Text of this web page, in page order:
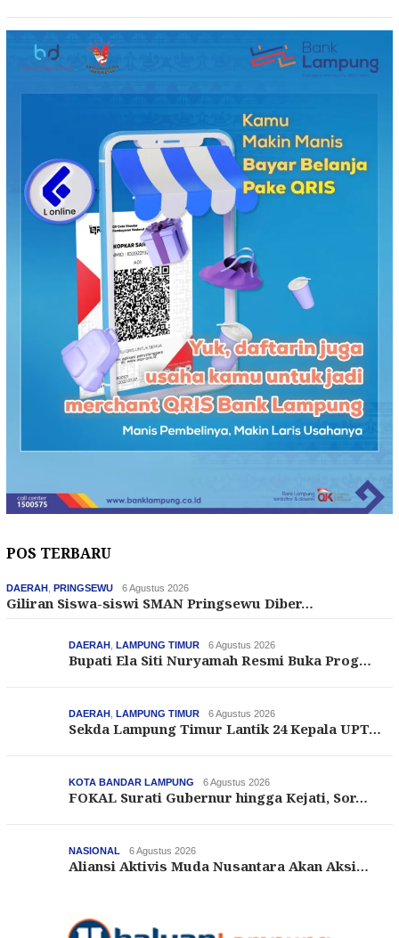
POS TERBARU
DAERAH PRINGSEWU 6 Agustus 2026
Giliran Siswa-siswi SMAN Pringsewu Diber…
DAERAH LAMPUNG TIMUR 6 Agustus 2026
Bupati Ela Siti Nuryamah Resmi Buka Prog…
DAERAH LAMPUNG TIMUR 6 Agustus 2026
Sekda Lampung Timur Lantik 24 Kepala UPT…
KOTA BANDAR LAMPUNG 6 Agustus 2026
FOKAL Surati Gubernur hingga Kejati, Sor…
NASIONAL 6 Agustus 2026
Aliansi Aktivis Muda Nusantara Akan Aksi…